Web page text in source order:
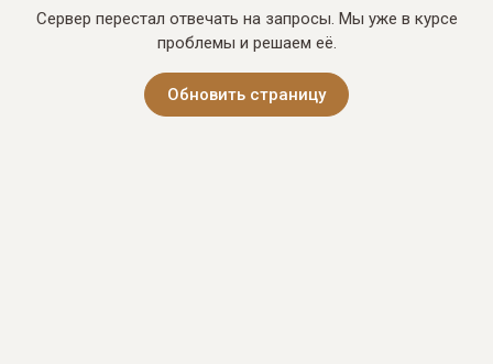
Сервер перестал отвечать на запросы. Мы уже в курсе
проблемы и решаем её.
Обновить страницу